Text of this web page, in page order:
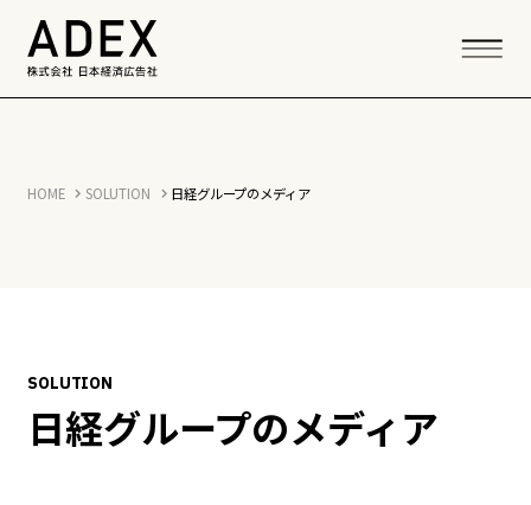
HOME SOLUTION 日経グループのメディア
SOLUTION
日経グループのメディア